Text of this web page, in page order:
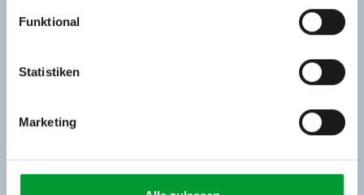
Rohr 23// A-6280 Zell am Ziller
www.zillertalarena.com
Funktional
Statistiken
Marketing